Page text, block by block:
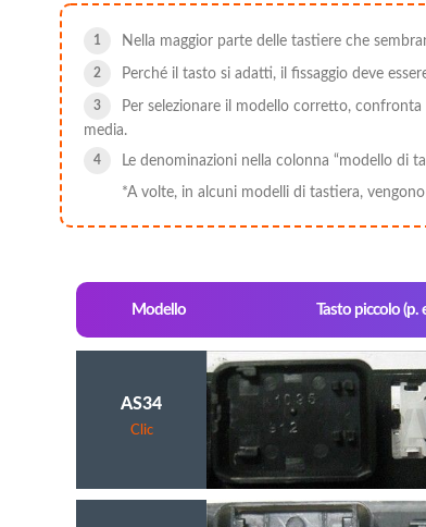
Nella maggior parte delle tastiere che
Perché il tasto si adatti, il fissaggio deve
Per selezionare il modello corretto,
media.
Le denominazioni nella colonna “modello di
*A volte, in alcuni modelli di tastiera,
Modello Tasto piccolo (p.
AS34
Clic